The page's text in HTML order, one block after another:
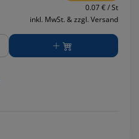
0.07 € / St
inkl. MwSt. & zzgl. Versand